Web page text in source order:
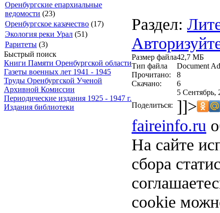
Оренбургские епархиальные
ведомости (23)
Оренбургское казачество (17)
Экология реки Урал (51)
Раритеты (3)
Быстрый поиск
Книги Памяти Оренбургской области
Газеты военных лет 1941 - 1945
Труды Оренбургской Ученой
Архивной Комиссии
Периодические издания 1925 - 1947 г.
Издания библиотеки
Раздел:
Размер файла42,7 МБ
Тип файла
Document
Прочитано:
8
Скачано:
6
5 Сентябрь,
Поделиться: ]]>
faireinfo.ru
На сайте
сбора
cookie